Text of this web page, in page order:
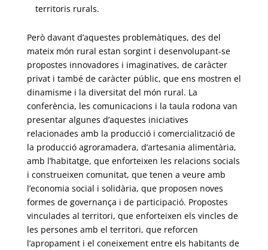
territoris rurals.
Però davant d’aquestes problemàtiques, des del
mateix món rural estan sorgint i desenvolupant-se
propostes innovadores i imaginatives, de caràcter
privat i també de caràcter públic, que ens mostren el
dinamisme i la diversitat del món rural. La
conferència, les comunicacions i la taula rodona van
presentar algunes d’aquestes iniciatives
relacionades amb la producció i comercialització de
la producció agroramadera, d’artesania alimentària,
amb l’habitatge, que enforteixen les relacions socials
i construeixen comunitat, que tenen a veure amb
l’economia social i solidària, que proposen noves
formes de governança i de participació. Propostes
vinculades al territori, que enforteixen els vincles de
les persones amb el territori, que reforcen
l’apropament i el coneixement entre els habitants de